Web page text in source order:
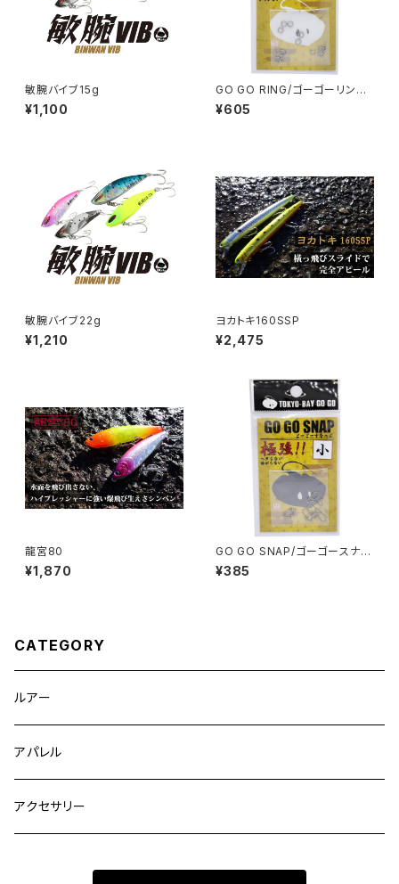
敏腕バイブ15g
¥1,100
GO GO RING/ゴーゴーリン
グ ‎RING-01〜04
¥605
敏腕バイブ22g
¥1,210
ヨカトキ160SSP
¥2,475
龍宮80
¥1,870
GO GO SNAP/ゴーゴースナッ
プ SNAP−01〜04
¥385
CATEGORY
ルアー
アパレル
アクセサリー